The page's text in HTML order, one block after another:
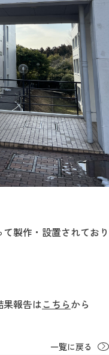
資料請求
製作・設置されており
報告はこちらから
一覧に戻る